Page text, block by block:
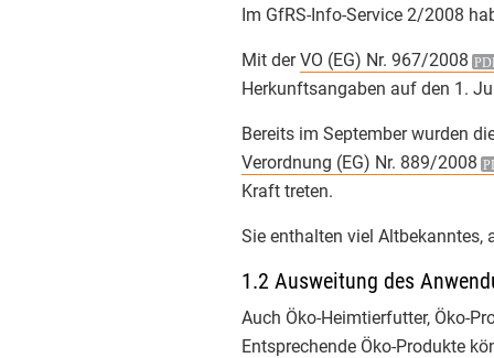
Im GfRS-Info-Service 2/2008
Mit derVO (EG) Nr. 967/2008
Herkunftsangaben auf den 1.
Bereits im September wurden
Verordnung (EG) Nr. 889/2008
Kraft treten.
Sie enthalten viel Altbekanntes,
1.2 Ausweitung des
Auch Öko-Heimtierfutter, Öko-
Entsprechende Öko-Produkte